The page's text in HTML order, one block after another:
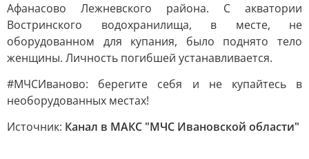
Афанасово Лежневского района. С акватории
Востринского водохранилища, в месте, не
оборудованном для купания, было поднято тело
женщины. Личность погибшей устанавливается.
#МЧСИваново: берегите себя и не купайтесь в
необорудованных местах!
Источник: Канал в МАКС "МЧС Ивановской области"